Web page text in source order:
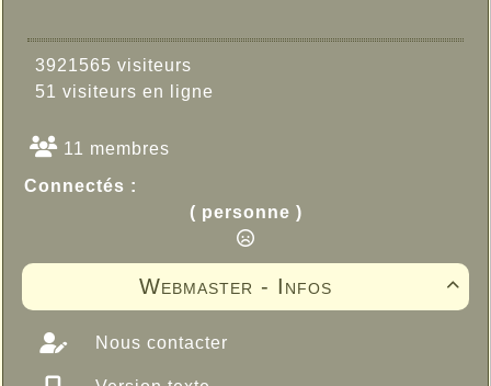
3921565 visiteurs
51 visiteurs en ligne
11 membres
Connectés :
( personne )

Webmaster - Infos
Nous contacter